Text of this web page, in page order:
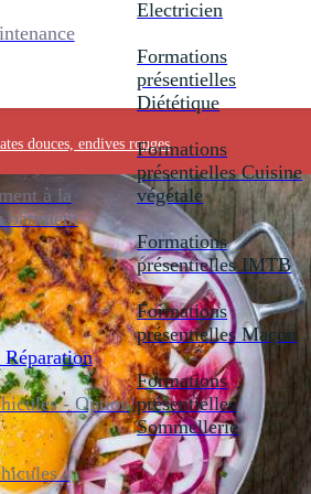
à la
bâtiment
- Option
-
Electricien
Formations
présentielles
Diététique
Formations
présentielles Cuisine
végétale
Formations
présentielles IMTB
Formations
présentielles Maçon
Formations
présentielles
Sommellerie
douces, endives rouges